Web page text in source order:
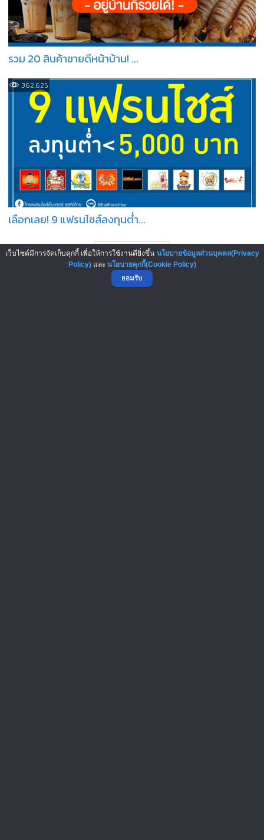
รวม 20 สินค้าขายดีหน้าบ้าน! ...
362,625
เลือกเลย! 9 แฟรนไชส์ลงทุนต่ำ...
เว็บไซต์มีการจัดเก็บคุกกี้ เพื่อให้การใช้งานดียิ่งขึ้น นโยบายข้อมูลส่วนบุคคล(Privacy
Policy)และ นโยบายคุกกี้(Cookie Policy)
ยอมรับ